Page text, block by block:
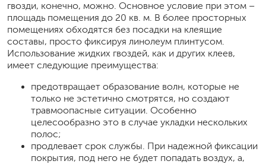
гвозди, конечно, можно. Основное условие при этом –
площадь помещения до 20 кв. м. В более просторных
помещениях обходятся без посадки на клеящие
составы, просто фиксируя линолеум плинтусом.
Использование жидких гвоздей, как и других клеев,
имеет следующие преимущества:
предотвращает образование волн, которые не
только не эстетично смотрятся, но создают
травмоопасные ситуации. Особенно
целесообразно это в случае укладки нескольких
полос;
продлевает срок службы. При надежной фиксации
покрытия, под него не будет попадать воздух, а,